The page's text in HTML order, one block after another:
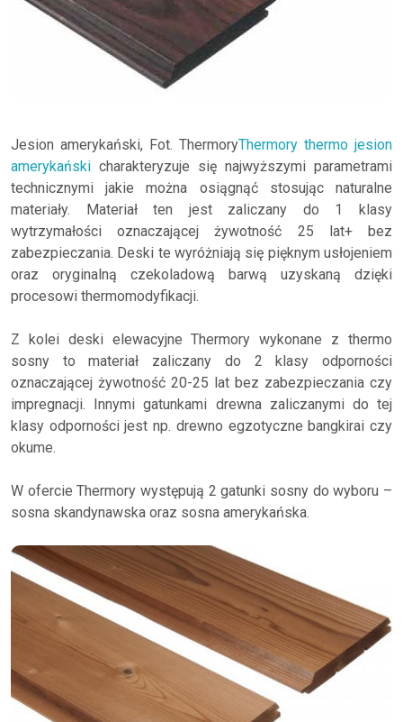
Jesion amerykański, Fot. ThermoryThermory thermo jesion
amerykański charakteryzuje się najwyższymi parametrami
technicznymi jakie można osiągnąć stosując naturalne
materiały. Materiał ten jest zaliczany do 1 klasy
wytrzymałości oznaczającej żywotność 25 lat+ bez
zabezpieczania. Deski te wyróżniają się pięknym usłojeniem
oraz oryginalną czekoladową barwą uzyskaną dzięki
procesowi thermomodyfikacji.
Z kolei deski elewacyjne Thermory wykonane z thermo
sosny to materiał zaliczany do 2 klasy odporności
oznaczającej żywotność 20-25 lat bez zabezpieczania czy
impregnacji. Innymi gatunkami drewna zaliczanymi do tej
klasy odporności jest np. drewno egzotyczne bangkirai czy
okume.
W ofercie Thermory występują 2 gatunki sosny do wyboru –
sosna skandynawska oraz sosna amerykańska.